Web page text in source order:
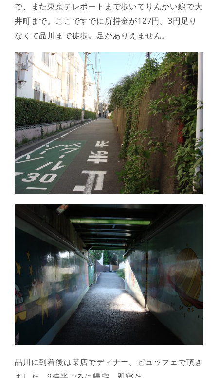
で、また東京テレポートまで歩いてりんかい線で大
井町まで。ここですでに所持金が127円。3円足り
なくて品川まで徒歩。足がありえません。
品川に到着後は某店でディナー。ビュッフェで頂き